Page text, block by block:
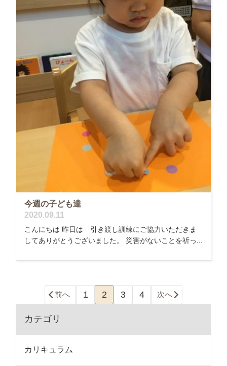
今週の子ども達
2020.09.11
こんにちは 昨日は 引き渡し訓練にご協力いただきま
してありがとうございました。 災害がないことを祈っ...
前へ 1 2 3 4 次へ
カテゴリ
カリキュラム